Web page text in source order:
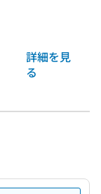
詳細を見
る